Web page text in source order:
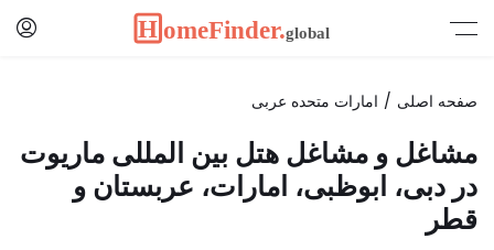
صفحه اصلی امارات متحده عربی
مشاغل و مشاغل هتل بین المللی ماریوت
در دبی، ابوظبی، امارات، عربستان و
قطر